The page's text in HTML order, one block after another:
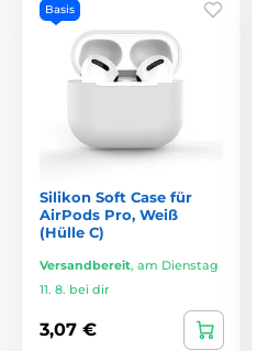
Basis
Silikon Soft Case für
AirPods Pro, Weiß
(Hülle C)
Versandbereit, am Dienstag
11. 8. bei dir
3,07 €